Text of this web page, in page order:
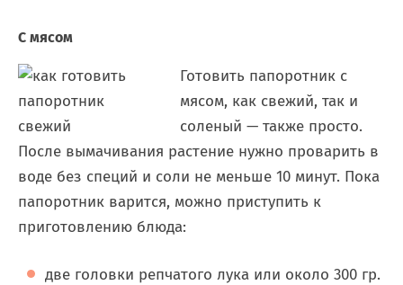
С мясом
Готовить папоротник с
мясом, как свежий, так и
соленый — также просто.
После вымачивания растение нужно проварить в
воде без специй и соли не меньше 10 минут. Пока
папоротник варится, можно приступить к
приготовлению блюда:
две головки репчатого лука или около 300 гр.